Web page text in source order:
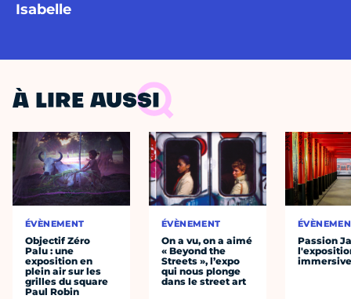
Isabelle
À LIRE AUSSI
ÉVÈNEMENT
Objectif Zéro
Palu : une
exposition en
plein air sur les
grilles du square
Paul Robin
ÉVÈNEMENT
On a vu, on a aimé
« Beyond the
Streets », l’expo
qui nous plonge
dans le street art
Passion